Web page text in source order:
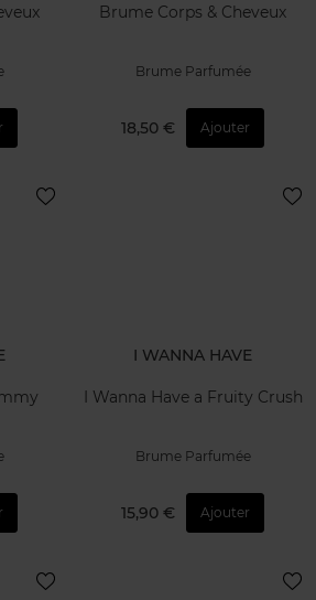
Brume Corps & Cheveux
Brume Parfumée
18,50 € Ajouter
I WANNA HAVE
I Wanna Have a Fruity Crush
Brume Parfumée
15,90 € Ajouter